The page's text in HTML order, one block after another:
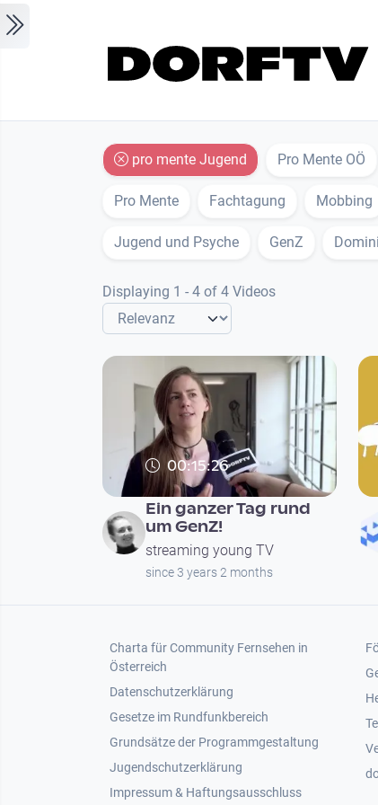
pro mente Jugend Pro Mente OÖ
Pro Mente Fachtagung Mobbing
Jugend und Psyche GenZ
Displaying 1 - 4 of 4 Videos
00:15:26
Ein ganzer Tag rund
um GenZ!
streaming young TV
since 3 years 2 months
Footer 1
Charta für Community Fernsehen in
Österreich
Datenschutzerklärung
Gesetze im Rundfunkbereich
Grundsätze der Programmgestaltung
Jugendschutzerklärung
Impressum & Haftungsausschluss